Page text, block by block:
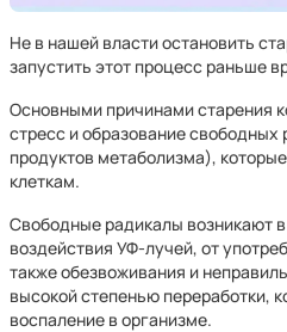
Не в нашей власти остановить
запустить этот процесс раньше
Основными причинами старения
стресс и образование
продуктов метаболизма),
клеткам.
Свободные радикалы возникают
воздействия УФ-лучей, от
также обезвоживания и
высокой степенью переработки,
воспаление в организме.